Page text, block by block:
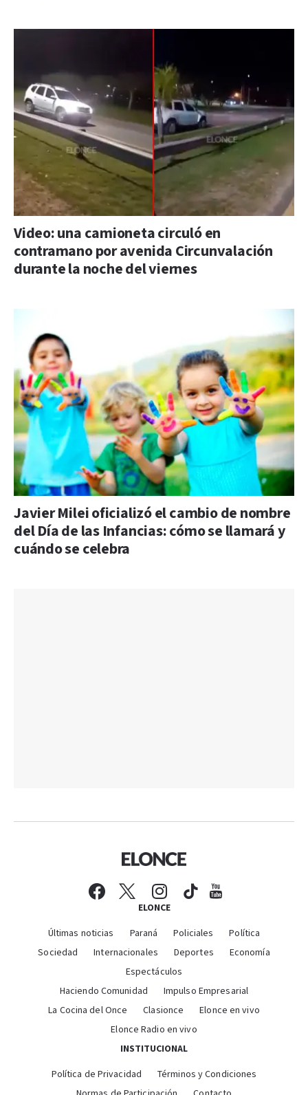
Video: una camioneta circuló en
contramano por avenida Circunvalación
durante la noche del viernes
Javier Milei oficializó el cambio de nombre
del Día de las Infancias: cómo se llamará y
cuándo se celebra
ELONCE
Últimas noticias Paraná Policiales
Política
Sociedad
Internacionales Deportes
Economía
Espectáculos
Haciendo Comunidad
Impulso Empresarial
La Cocina del Once
Clasionce
Elonce en vivo
Elonce Radio en vivo
INSTITUCIONAL
Política de Privacidad
Términos y Condiciones